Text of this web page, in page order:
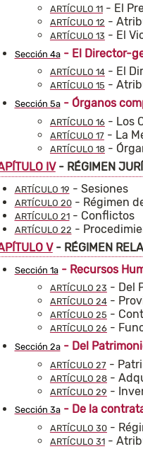
ARTÍCULO 11- El
ARTÍCULO 12 -
ARTÍCULO 13 - El
Sección 4a- El Director-
ARTÍCULO 14- El
ARTÍCULO 15 -
Sección 5a- Órganos
ARTÍCULO 16- Los
ARTÍCULO 17- La
ARTÍCULO 18-
IV- RÉGIMEN
ARTÍCULO 19 - Sesiones
ARTÍCULO 20- Régimen
ARTÍCULO 21- Conflictos
ARTÍCULO 22 -
V- RÉGIMEN
Sección 1a- Recursos
ARTÍCULO 23 - Del
ARTÍCULO 24-
ARTÍCULO 25 -
ARTÍCULO 26-
Sección 2a- Del
ARTÍCULO 27-
ARTÍCULO 28-
ARTÍCULO 29 -
Sección 3a- De la
ARTÍCULO 30-
ARTÍCULO 31-